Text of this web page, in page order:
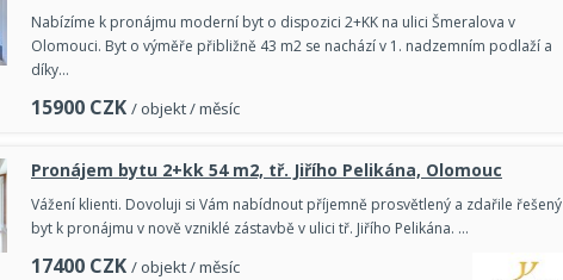
Nabízíme k pronájmu moderní byt o dispozici 2+KK na ulici Šmeralova v
Olomouci. Byt o výměře přibližně 43 m2 se nachází v 1. nadzemním podlaží a
díky…
15900 CZK / objekt / měsíc
Pronájem bytu 2+kk 54 m2, tř. Jiřího Pelikána, Olomouc
Vážení klienti. Dovoluji si Vám nabídnout příjemně prosvětlený a zdařile řešený
byt k pronájmu v nově vzniklé zástavbě v ulici tř. Jiřího Pelikána. …
17400 CZK / objekt / měsíc